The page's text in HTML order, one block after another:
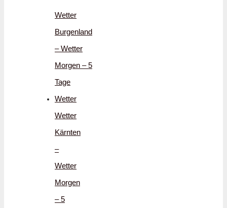
Wetter
Burgenland
– Wetter
Morgen – 5
Tage
Wetter
Wetter
Kärnten
–
Wetter
Morgen
– 5